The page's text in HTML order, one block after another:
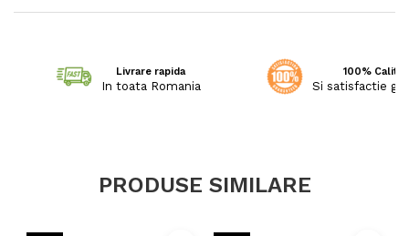
Livrare rapida
In toata Romania
100%
Si satisfactie
PRODUSE SIMILARE